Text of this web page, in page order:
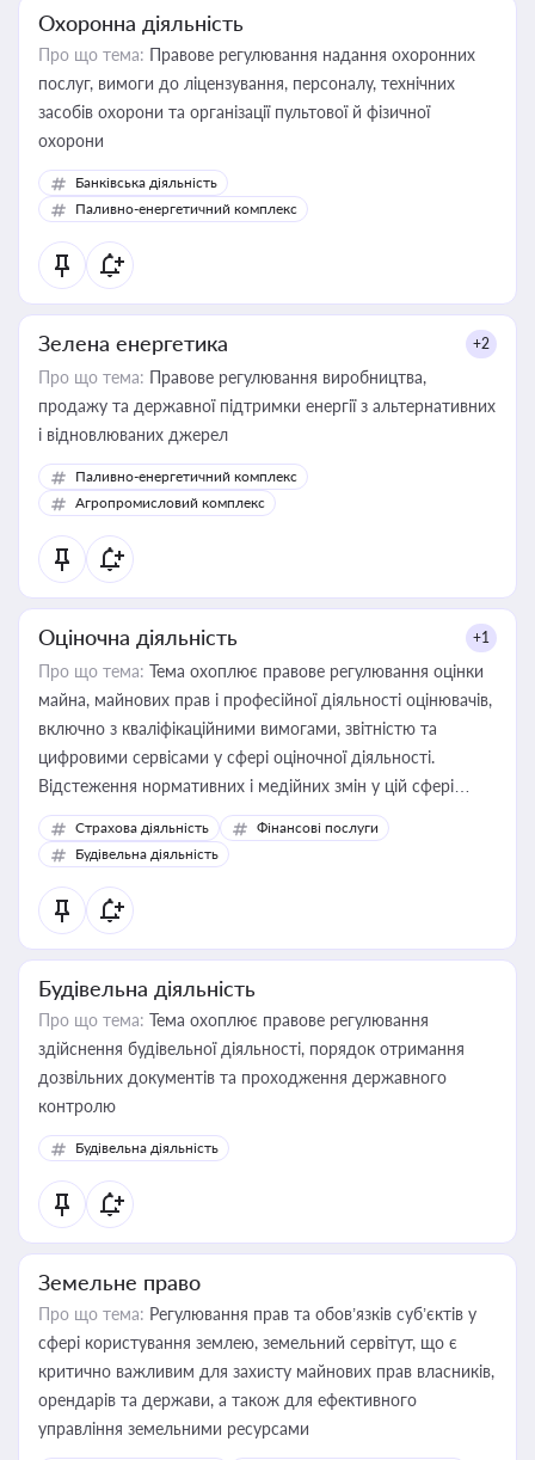
Охоронна діяльність
Про що тема: Правове регулювання надання охоронних
послуг, вимоги до ліцензування, персоналу, технічних
засобів охорони та організації пультової й фізичної
охорони
Банківська діяльність
Паливно-енергетичний комплекс
Зелена енергетика +2
Про що тема: Правове регулювання виробництва,
продажу та державної підтримки енергії з альтернативних
і відновлюваних джерел
Паливно-енергетичний комплекс
Агропромисловий комплекс
Оціночна діяльність +1
Про що тема: Тема охоплює правове регулювання оцінки
майна, майнових прав і професійної діяльності оцінювачів,
включно з кваліфікаційними вимогами, звітністю та
цифровими сервісами у сфері оціночної діяльності.
Відстеження нормативних і медійних змін у цій сфері
корисне для власника бізнесу, керівника, юриста або
бухгалтера під час оподаткування, приватизації, оренди
державного майна, корпоративних угод і перевірки
статусу суб'єктів оціночної діяльності
Страхова діяльність
Фінансові послуги
Будівельна діяльність
Будівельна діяльність
Про що тема: Тема охоплює правове регулювання
здійснення будівельної діяльності, порядок отримання
дозвільних документів та проходження державного
контролю
Будівельна діяльність
Земельне право
Про що тема: Регулювання прав та обов’язків суб’єктів у
сфері користування землею, земельний сервітут, що є
критично важливим для захисту майнових прав власників,
орендарів та держави, а також для ефективного
управління земельними ресурсами